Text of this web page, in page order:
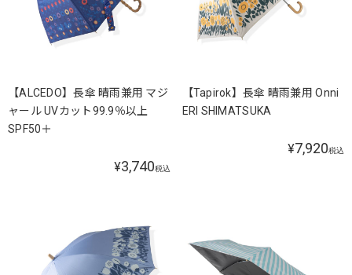
【ALCEDO】長傘 晴雨兼用 マジ
ャール UVカット99.9％以上
SPF50＋
¥3,740税込
【Tapirok】長傘 晴雨兼用 Onni
ERI SHIMATSUKA
¥7,920税込